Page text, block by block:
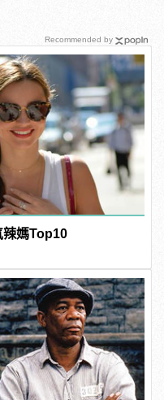
辣媽Top10
Recommended by